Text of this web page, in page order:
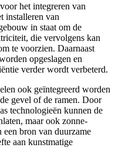
het integreren van
installeren van
in staat om de
die vervolgens kan
te voorzien. Daarnaast
opgeslagen en
verder wordt verbeterd.
ook geïntegreerd worden
gevel of de ramen. Door
technologieën kunnen de
maar ook zonne-
bron van duurzame
aan kunstmatige